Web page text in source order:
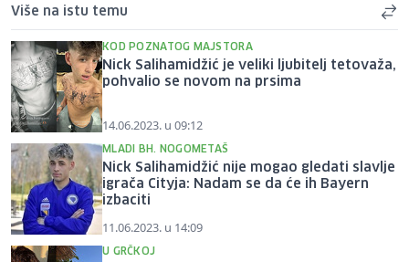
Više na istu temu
KOD POZNATOG MAJSTORA
Nick Salihamidžić je veliki ljubitelj tetovaža,
pohvalio se novom na prsima
14.06.2023. u 09:12
MLADI BH. NOGOMETAŠ
Nick Salihamidžić nije mogao gledati slavlje
igrača Cityja: Nadam se da će ih Bayern
izbaciti
11.06.2023. u 14:09
U GRČKOJ